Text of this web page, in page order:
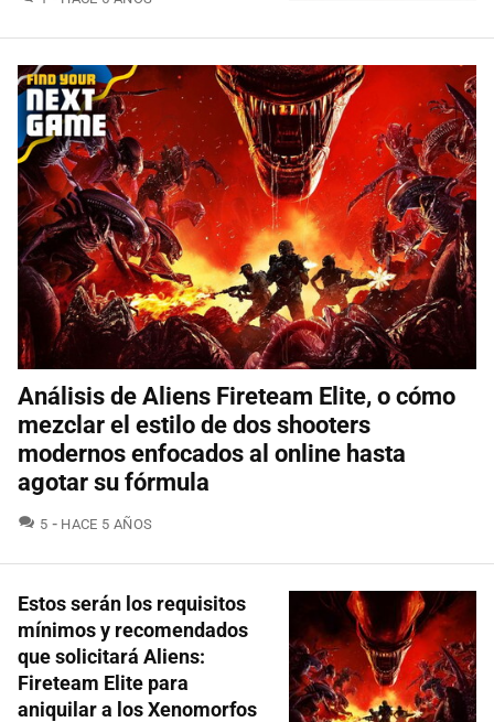
Análisis de Aliens Fireteam Elite, o cómo
mezclar el estilo de dos shooters
modernos enfocados al online hasta
agotar su fórmula
5 COMENTARIOS
HACE 5 AÑOS
Estos serán los requisitos
mínimos y recomendados
que solicitará Aliens:
Fireteam Elite para
aniquilar a los Xenomorfos